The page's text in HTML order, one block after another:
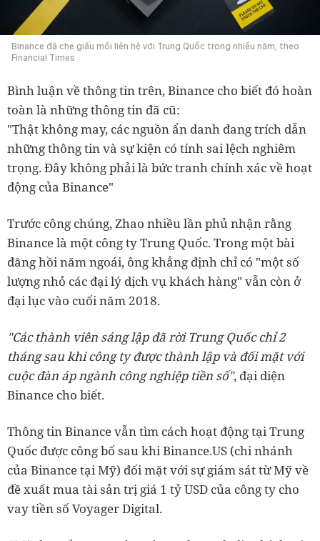
Binance đã che giấu mối liên hệ với Trung Quốc trong nhiều năm, theo
Financial Times
Bình luận về thông tin trên, Binance cho biết đó hoàn
toàn là những thông tin đã cũ:
"Thật không may, các nguồn ẩn danh đang trích dẫn
những thông tin và sự kiện có tính sai lệch nghiêm
trọng. Đây không phải là bức tranh chính xác về hoạt
động của Binance"
Trước công chúng, Zhao nhiều lần phủ nhận rằng
Binance là một công ty Trung Quốc. Trong một bài
đăng hồi năm ngoái, ông khẳng định chỉ có "một số
lượng nhỏ các đại lý dịch vụ khách hàng" vẫn còn ở
đại lục vào cuối năm 2018.
"Các thành viên sáng lập đã rời Trung Quốc chỉ 2
tháng sau khi công ty được thành lập và đối mặt với
cuộc đàn áp ngành công nghiệp tiền số", đại diện
Binance cho biết.
Thông tin Binance vẫn tìm cách hoạt động tại Trung
Quốc được công bố sau khi Binance.US (chi nhánh
của Binance tại Mỹ) đối mặt với sự giám sát từ Mỹ về
đề xuất mua tài sản trị giá 1 tỷ USD của công ty cho
vay tiền số Voyager Digital.